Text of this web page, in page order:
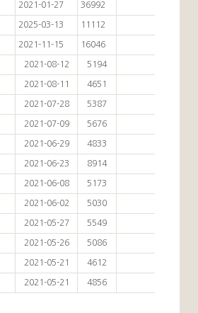
2021-01-27 36992
2025-03-13 11112
2021-11-15 16046
2021-08-12 5194
2021-08-11 4651
2021-07-28 5387
2021-07-09 5676
2021-06-29 4833
2021-06-23 8914
2021-06-08 5173
2021-06-02 5030
2021-05-27 5549
2021-05-26 5086
2021-05-21 4612
2021-05-21 4856